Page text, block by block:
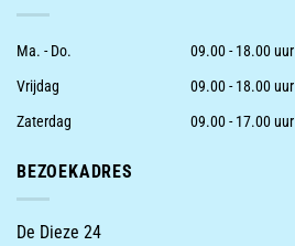
Ma. - Do.
09.00 - 18.00 uur
Vrijdag
09.00 - 18.00 uur
Zaterdag
09.00 - 17.00 uur
BEZOEKADRES
De Dieze 24